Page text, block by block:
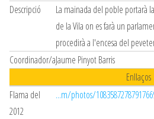
Descripció
La mainada del poble portarà
de la Vila on es farà un
procedirà a l'encesa del
Coordinador/aJaume Pinyot Barris
Enllaços
Flama del
2012
...m/photos/